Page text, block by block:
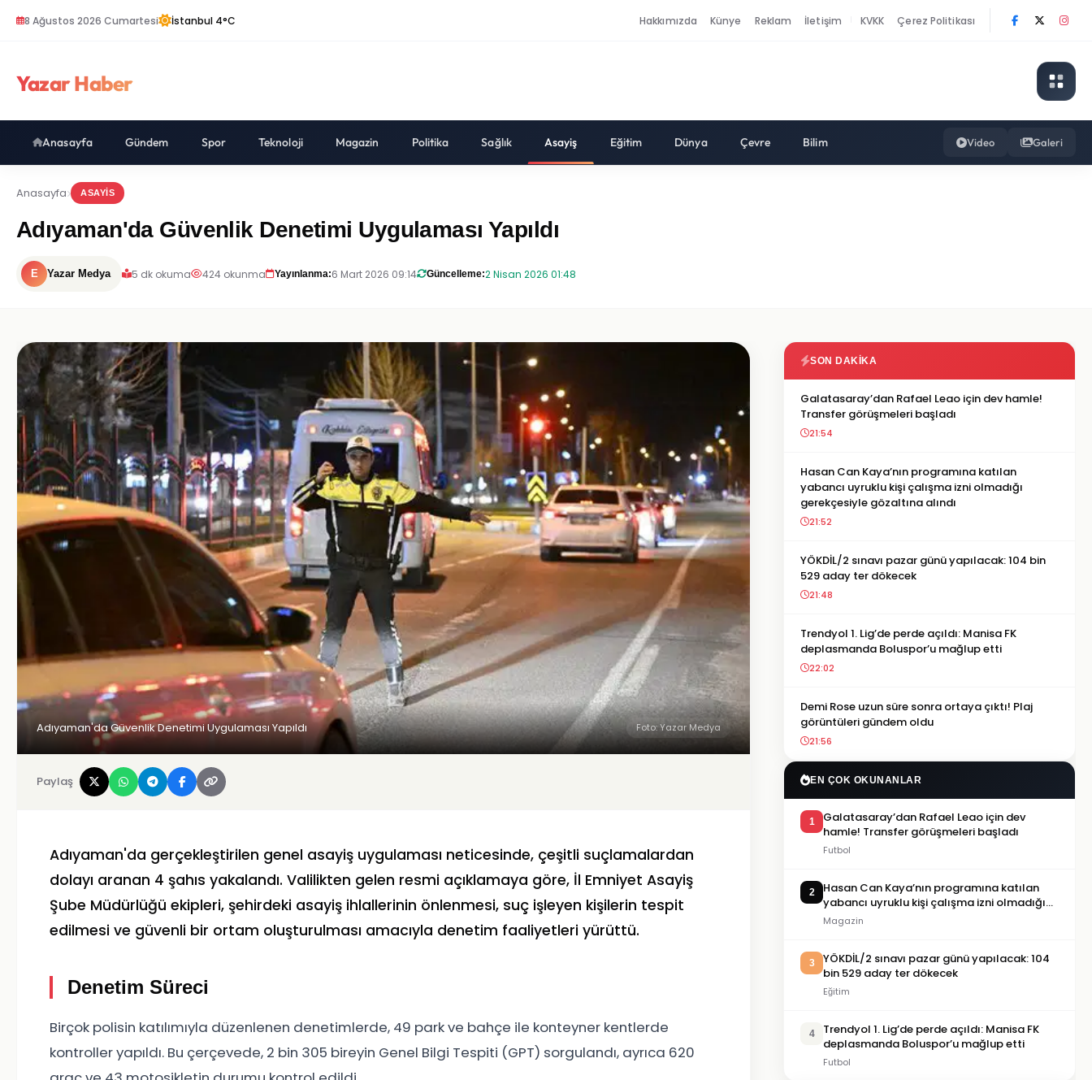
8 Ağustos 2026 Cumartesi İstanbul 4°C Hakkımızda Künye Reklam İletişim KVKK Çerez Politikası
Yazar Haber
Anasayfa Gündem Spor Teknoloji Magazin Politika Sağlık Asayiş Eğitim Dünya Çevre Bilim Video Galeri
Anasayfa ASAYIS
Adıyaman'da Güvenlik Denetimi Uygulaması Yapıldı
E Yazar Medya 5 dk okuma 424 okunma Yayınlanma:6 Mart 2026 09:14 Güncelleme:2 Nisan 2026 01:48
Adıyaman'da Güvenlik Denetimi Uygulaması Yapıldı Foto: Yazar Medya
Paylaş
Adıyaman'da gerçekleştirilen genel asayiş uygulaması neticesinde, çeşitli suçlamalardan
dolayı aranan 4 şahıs yakalandı. Valilikten gelen resmi açıklamaya göre, İl Emniyet Asayiş
Şube Müdürlüğü ekipleri, şehirdeki asayiş ihlallerinin önlenmesi, suç işleyen kişilerin tespit
edilmesi ve güvenli bir ortam oluşturulması amacıyla denetim faaliyetleri yürüttü.
Denetim Süreci
Birçok polisin katılımıyla düzenlenen denetimlerde, 49 park ve bahçe ile konteyner kentlerde
kontroller yapıldı. Bu çerçevede, 2 bin 305 bireyin Genel Bilgi Tespiti (GPT) sorgulandı, ayrıca 620
SON DAKIKA
Galatasaray’dan Rafael Leao için dev hamle!
Transfer görüşmeleri başladı
21:54
Hasan Can Kaya’nın programına katılan
yabancı uyruklu kişi çalışma izni olmadığı
gerekçesiyle gözaltına alındı
21:52
YÖKDİL/2 sınavı pazar günü yapılacak: 104 bin
529 aday ter dökecek
21:48
Trendyol 1. Lig’de perde açıldı: Manisa FK
deplasmanda Boluspor’u mağlup etti
22:02
Demi Rose uzun süre sonra ortaya çıktı! Plaj
görüntüleri gündem oldu
21:56
EN ÇOK OKUNANLAR
1
Galatasaray’dan Rafael Leao için dev
hamle! Transfer görüşmeleri başladı
Futbol
2
Hasan Can Kaya’nın programına katılan
yabancı uyruklu kişi çalışma izni olmadığı
gerekçesiyle gözaltına alındı
Magazin
3
YÖKDİL/2 sınavı pazar günü yapılacak: 104
bin 529 aday ter dökecek
Eğitim
4
Trendyol 1. Lig’de perde açıldı: Manisa FK
deplasmanda Boluspor’u mağlup etti
Futbol